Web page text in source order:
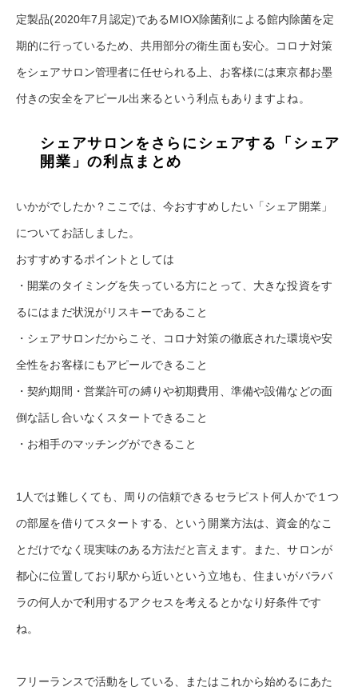
定製品(2020年7月認定)であるMIOX除菌剤による館内除菌を定
期的に行っているため、共用部分の衛生面も安心。コロナ対策
をシェアサロン管理者に任せられる上、お客様には東京都お墨
付きの安全をアピール出来るという利点もありますよね。
シェアサロンをさらにシェアする「シェア
開業」の利点まとめ
いかがでしたか？ここでは、今おすすめしたい「シェア開業」
についてお話しました。
おすすめするポイントとしては
・開業のタイミングを失っている方にとって、大きな投資をす
るにはまだ状況がリスキーであること
・シェアサロンだからこそ、コロナ対策の徹底された環境や安
全性をお客様にもアピールできること
・契約期間・営業許可の縛りや初期費用、準備や設備などの面
倒な話し合いなくスタートできること
・お相手のマッチングができること
1人では難しくても、周りの信頼できるセラピスト何人かで１つ
の部屋を借りてスタートする、という開業方法は、資金的なこ
とだけでなく現実味のある方法だと言えます。また、サロンが
都心に位置しており駅から近いという立地も、住まいがバラバ
ラの何人かで利用するアクセスを考えるとかなり好条件です
ね。
フリーランスで活動をしている、またはこれから始めるにあた